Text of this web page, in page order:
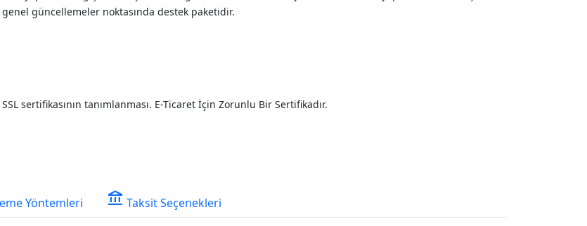
güncellemeler noktasında destek paketidir.
sertifikasının tanımlanması. E-Ticaret İçin Zorunlu Bir Sertifikadır.
Yöntemleri account_balance Taksit Seçenekleri